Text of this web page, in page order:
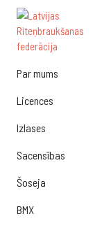
Par mums
Licences
Izlases
Sacensības
Šoseja
BMX